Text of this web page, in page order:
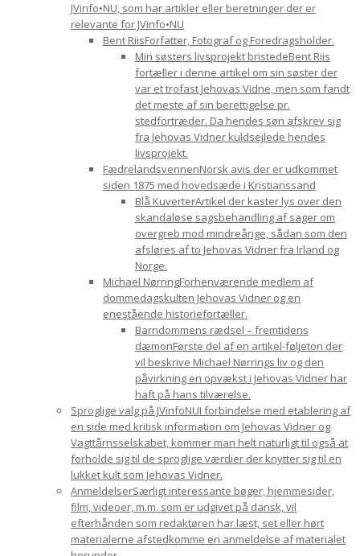
JVinfo•NU, som har artikler eller beretninger der er
relevante for JVinfo•NU
Bent RiisForfatter, Fotograf og Foredragsholder.
Min søsters livsprojekt bristedeBent Riis
fortæller i denne artikel om sin søster der
var et trofast Jehovas Vidne, men som fandt
det meste af sin berettigelse pr.
stedfortræder. Da hendes søn afskrev sig
fra Jehovas Vidner kuldsejlede hendes
livsprojekt.
FædrelandsvennenNorsk avis der er udkommet
siden 1875 med hovedsæde i Kristianssand
Blå KuverterArtikel der kaster lys over den
skandaløse sagsbehandling af sager om
overgreb mod mindreårige, sådan som den
afsløres af to Jehovas Vidner fra Irland og
Norge.
Michael NørringForhenværende medlem af
dommedagskulten Jehovas Vidner og en
enestående historiefortæller.
Barndommens rædsel – fremtidens
dæmonFørste del af en artikel-føljeton der
vil beskrive Michael Nørrings liv og den
påvirkning en opvækst i Jehovas Vidner har
haft på hans tilværelse.
Sproglige valg på JVinfoNUI forbindelse med etablering af
en side med kritisk information om Jehovas Vidner og
Vagttårnsselskabet, kommer man helt naturligt til også at
forholde sig til de sproglige værdier der knytter sig til en
lukket kult som Jehovas Vidner.
AnmeldelserSærligt interessante bøger, hjemmesider,
film, videoer, m.m. som er udgivet på dansk, vil
efterhånden som redaktøren har læst, set eller hørt
materialerne afstedkomme en anmeldelse af materialet